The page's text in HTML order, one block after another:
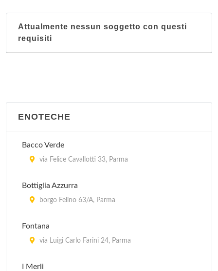
Attualmente nessun soggetto con questi
requisiti
ENOTECHE
Bacco Verde
via Felice Cavallotti 33, Parma
Bottiglia Azzurra
borgo Felino 63/A, Parma
Fontana
via Luigi Carlo Farini 24, Parma
I Merli